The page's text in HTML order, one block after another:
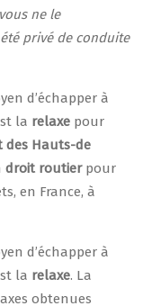
ne le
privé de conduite
d’échapper à
la relaxe pour
des Hauts-de
droit routierpour
en France, à
d’échapper à
la relaxe. La
obtenues